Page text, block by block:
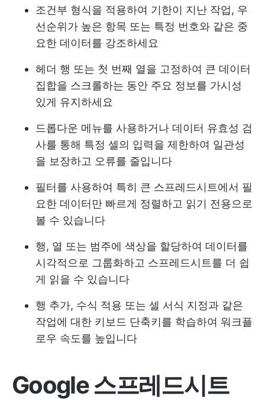
조건부 형식을 적용하여 기한이 지난 작업, 우
선순위가 높은 항목 또는 특정 번호와 같은 중
요한 데이터를 강조하세요
헤더 행 또는 첫 번째 열을 고정하여 큰 데이터
집합을 스크롤하는 동안 주요 정보를 가시성
있게 유지하세요
드롭다운 메뉴를 사용하거나 데이터 유효성 검
사를 통해 특정 셀의 입력을 제한하여 일관성
을 보장하고 오류를 줄입니다
필터를 사용하여 특히 큰 스프레드시트에서 필
요한 데이터만 빠르게 정렬하고 읽기 전용으로
볼 수 있습니다
행, 열 또는 범주에 색상을 할당하여 데이터를
시각적으로 그룹화하고 스프레드시트를 더 쉽
게 읽을 수 있습니다
행 추가, 수식 적용 또는 셀 서식 지정과 같은
작업에 대한 키보드 단축키를 학습하여 워크플
로우 속도를 높입니다
Google 스프레드시트